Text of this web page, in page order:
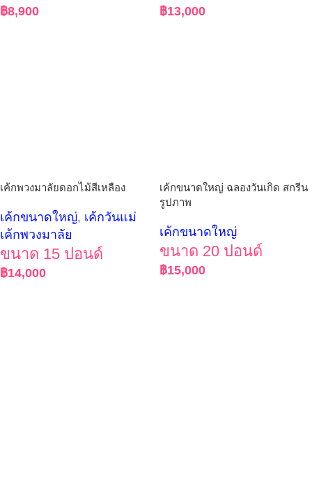
฿8,900 ฿13,000
เค้กพวงมาลัยดอกไม้สีเหลือง
เค้กขนาดใหญ่, เค้กวันแม่
เค้กพวงมาลัย
ขนาด 15 ปอนด์
฿14,000
เค้กขนาดใหญ่ ฉลองวันเกิด สกรีน
รูปภาพ
เค้กขนาดใหญ่
ขนาด 20 ปอนด์
฿15,000